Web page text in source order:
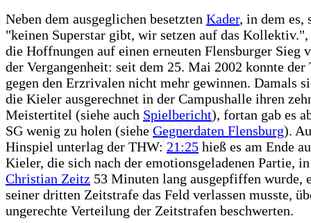
Neben dem ausgeglichen besetzten Kader, in dem es,
"keinen Superstar gibt, wir setzen auf das Kollektiv.",
die Hoffnungen auf einen erneuten Flensburger Sieg
der Vergangenheit: seit dem 25. Mai 2002 konnte
gegen den Erzrivalen nicht mehr gewinnen. Damals
die Kieler ausgerechnet in der Campushalle ihren
Meistertitel (siehe auch Spielbericht), fortan gab es
SG wenig zu holen (siehe Gegnerdaten Flensburg).
Hinspiel unterlag der THW: 21:25 hieß es am Ende
Kieler, die sich nach der emotionsgeladenen Partie,
Christian Zeitz 53 Minuten lang ausgepfiffen wurde,
seiner dritten Zeitstrafe das Feld verlassen musste,
ungerechte Verteilung der Zeitstrafen beschwerten.